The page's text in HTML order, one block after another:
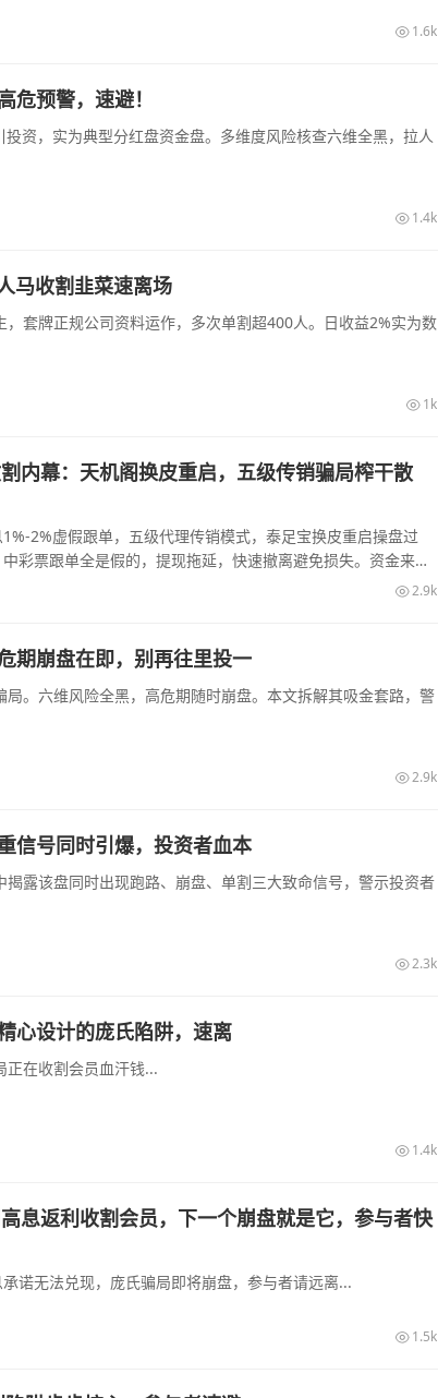
1.6k
危预警，速避！
资，实为典型分红盘资金盘。多维度风险核查六维全黑，拉人
1.4k
马收割韭菜速离场
套牌正规公司资料运作，多次单割超400人。日收益2%实为数
1k
内幕：天机阁换皮重启，五级传销骗局榨干散
2%虚假跟单，五级代理传销模式，泰足宝换皮重启操盘过
彩票跟单全是假的，提现拖延，快速撤离避免损失。资金来源
2.9k
期崩盘在即，别再往里投一
。六维风险全黑，高危期随时崩盘。本文拆解其吸金套路，警
2.9k
信号同时引爆，投资者血本
露该盘同时出现跑路、崩盘、单割三大致命信号，警示投资者
2.3k
心设计的庞氏陷阱，速离
正在收割会员血汗钱...
1.4k
息返利收割会员，下一个崩盘就是它，参与者快
诺无法兑现，庞氏骗局即将崩盘，参与者请远离...
1.5k